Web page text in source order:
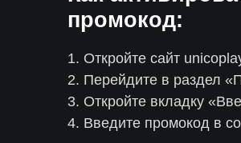
промокод:
1. Откройте сайт
2. Перейдите в раздел
3. Откройте вкладку
4. Введите промокод в